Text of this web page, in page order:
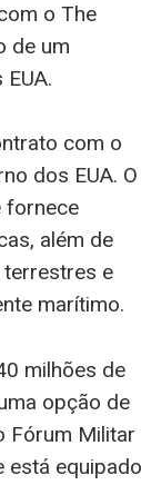
o The
de um
com o
dos EUA. O
fornece
além de
terrestres e
marítimo.
milhões de
opção de
Fórum Militar
está equipado